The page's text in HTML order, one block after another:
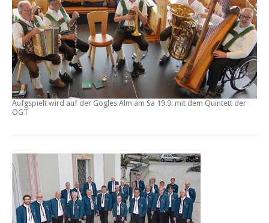
Aufgspielt wird auf der Gogles Alm am Sa 19.9. mit dem Quintett der
OGT